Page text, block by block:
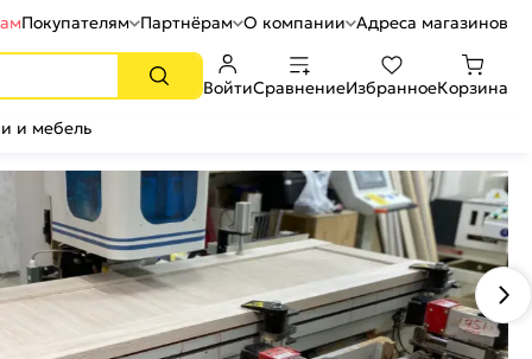
Покупателям Партнёрам О компании Адреса магазинов
ВойтиСравнениеИзбранноеКорзина
и мебель